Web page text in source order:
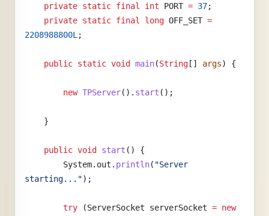
    private
static final int PORT = 37;
    private
static final long OFF_SET =
2208988800L ;
    public
static void main(String[] args) {
        new
TPServer(). start ();
    }
    public
void start () {
        System.out.
println( "Server
starting...");
        try
(ServerSocket serverSocket = new